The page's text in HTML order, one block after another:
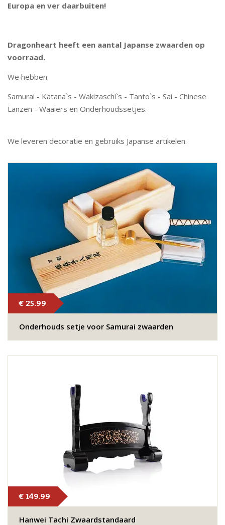
Europa en ver daarbuiten!
Dragonheart heeft een aantal Japanse zwaarden op
voorraad.
We hebben:
Samurai - Katana`s - Wakizaschi`s - Tanto`s - Sai - Chinese
Lanzen - Waaiers en Onderhoudssetjes.
We leveren decoratie en gebruiks Japanse artikelen.
€ 25.99
Onderhouds setje voor Samurai zwaarden
€ 149.99
Hanwei ​Tachi Zwaardstandaard